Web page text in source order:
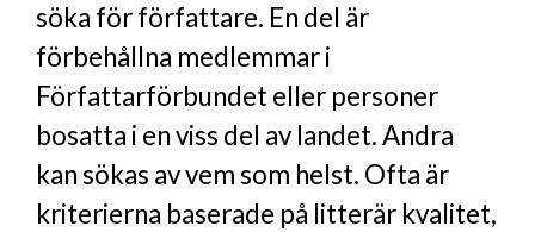
söka för författare. En del är
förbehållna medlemmar i
Författarförbundet eller personer
bosatta i en viss del av landet. Andra
kan sökas av vem som helst. Ofta är
kriterierna baserade på litterär kvalitet,